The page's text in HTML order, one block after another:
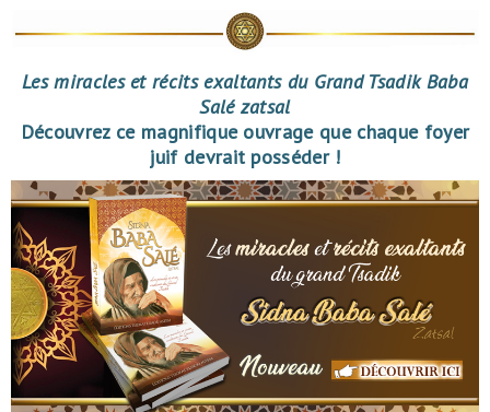
Les miracles et récits exaltants du Grand Tsadik Baba
Salé zatsal
Découvrez ce magnifique ouvrage que chaque foyer
juif devrait posséder !